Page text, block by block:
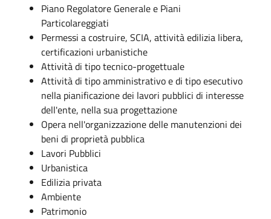
Piano Regolatore Generale e Piani
Particolareggiati
Permessi a costruire, SCIA, attività edilizia libera,
certificazioni urbanistiche
Attività di tipo tecnico-progettuale
Attività di tipo amministrativo e di tipo esecutivo
nella pianificazione dei lavori pubblici di interesse
dell'ente, nella sua progettazione
Opera nell'organizzazione delle manutenzioni dei
beni di proprietà pubblica
Lavori Pubblici
Urbanistica
Edilizia privata
Ambiente
Patrimonio